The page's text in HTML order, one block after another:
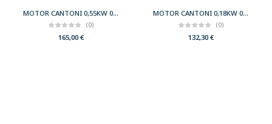
MOTOR CANTONI 0,55KW 0,75CV 3000 B3 T71 230/400 IE2
(0)
165,00€
MOTOR CANTONI 0,18KW 0,25CV 3000 B14 T63 230/400 IE2
(0)
132,30€